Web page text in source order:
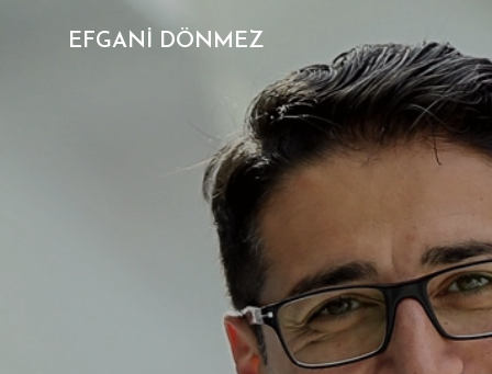
EFGANİ DÖNMEZ